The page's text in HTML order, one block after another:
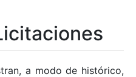
a modo de histórico,